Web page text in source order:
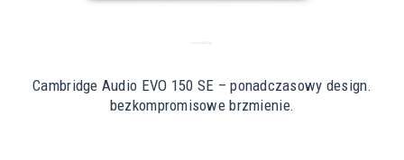
Cambridge Audio EVO 150 SE – ponadczasowy design.
bezkompromisowe brzmienie.